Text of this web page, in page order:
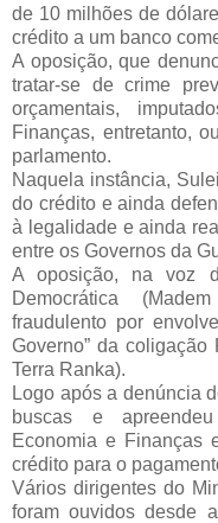
de 10 milhões de
crédito a um banco
A oposição, que
tratar-se de crime
orçamentais,
Finanças, entretanto,
parlamento.
Naquela instância,
do crédito e ainda
à legalidade e ainda
entre os Governos da
A oposição, na voz
Democrática
fraudulento por
Governo” da
Terra Ranka).
Logo após a denúncia
buscas e
Economia e Finanças
crédito para o
Vários dirigentes do
foram ouvidos desde